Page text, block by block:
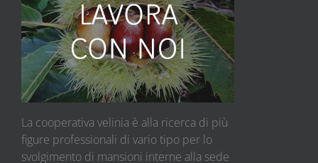
La cooperativa velinia è alla ricerca di più
figure professionali di vario tipo per lo
svolgimento di mansioni interne alla sede